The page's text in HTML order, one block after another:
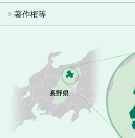
著作権等